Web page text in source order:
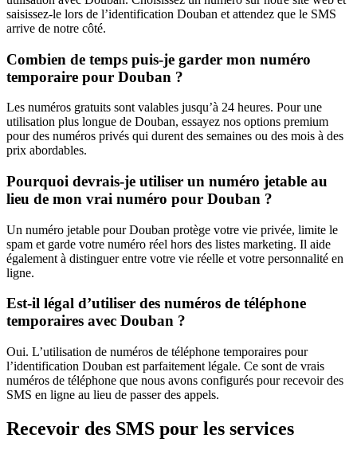
saisissez-le lors de l’identification Douban et attendez que le SMS
arrive de notre côté.
Combien de temps puis-je garder mon numéro
temporaire pour Douban ?
Les numéros gratuits sont valables jusqu’à 24 heures. Pour une
utilisation plus longue de Douban, essayez nos options premium
pour des numéros privés qui durent des semaines ou des mois à des
prix abordables.
Pourquoi devrais-je utiliser un numéro jetable au
lieu de mon vrai numéro pour Douban ?
Un numéro jetable pour Douban protège votre vie privée, limite le
spam et garde votre numéro réel hors des listes marketing. Il aide
également à distinguer entre votre vie réelle et votre personnalité en
ligne.
Est-il légal d’utiliser des numéros de téléphone
temporaires avec Douban ?
Oui. L’utilisation de numéros de téléphone temporaires pour
l’identification Douban est parfaitement légale. Ce sont de vrais
numéros de téléphone que nous avons configurés pour recevoir des
SMS en ligne au lieu de passer des appels.
Recevoir des SMS pour les services